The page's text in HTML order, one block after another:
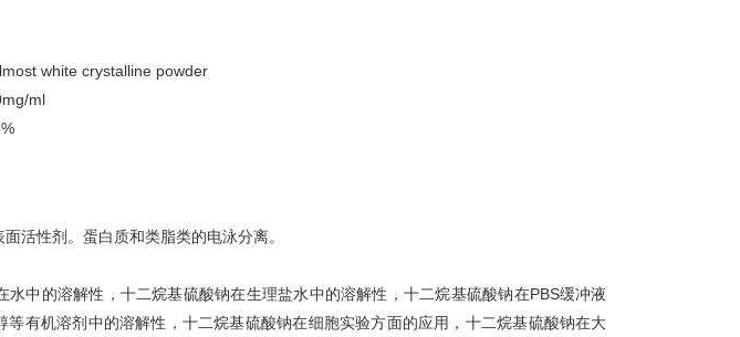
white crystalline powder
ml
活性剂。蛋白质和类脂类的电泳分离。
中的溶解性，十二烷基硫酸钠在生理盐水中的溶解性，十二烷基硫酸钠在PBS缓冲液
有机溶剂中的溶解性，十二烷基硫酸钠在细胞实验方面的应用，十二烷基硫酸钠在大